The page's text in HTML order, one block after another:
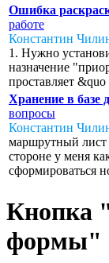
Ошибка
работе
Константин
1. Нужно
назначение
проставляет &quo
Хранение в
вопросы
Константин
маршрутный лист
стороне у меня
сформироваться
Кнопка
формы"